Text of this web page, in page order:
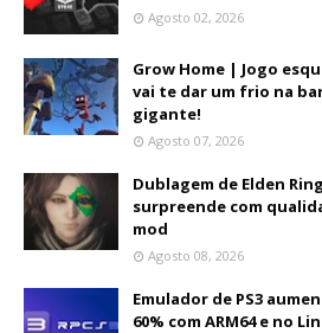
Agosto 02, 2026
Grow Home | Jogo
vai te dar um frio na
gigante!
Agosto 07, 2026
Dublagem de Elden
surpreende com
mod
Agosto 08, 2026
Emulador de PS3
60% com ARM64 e no